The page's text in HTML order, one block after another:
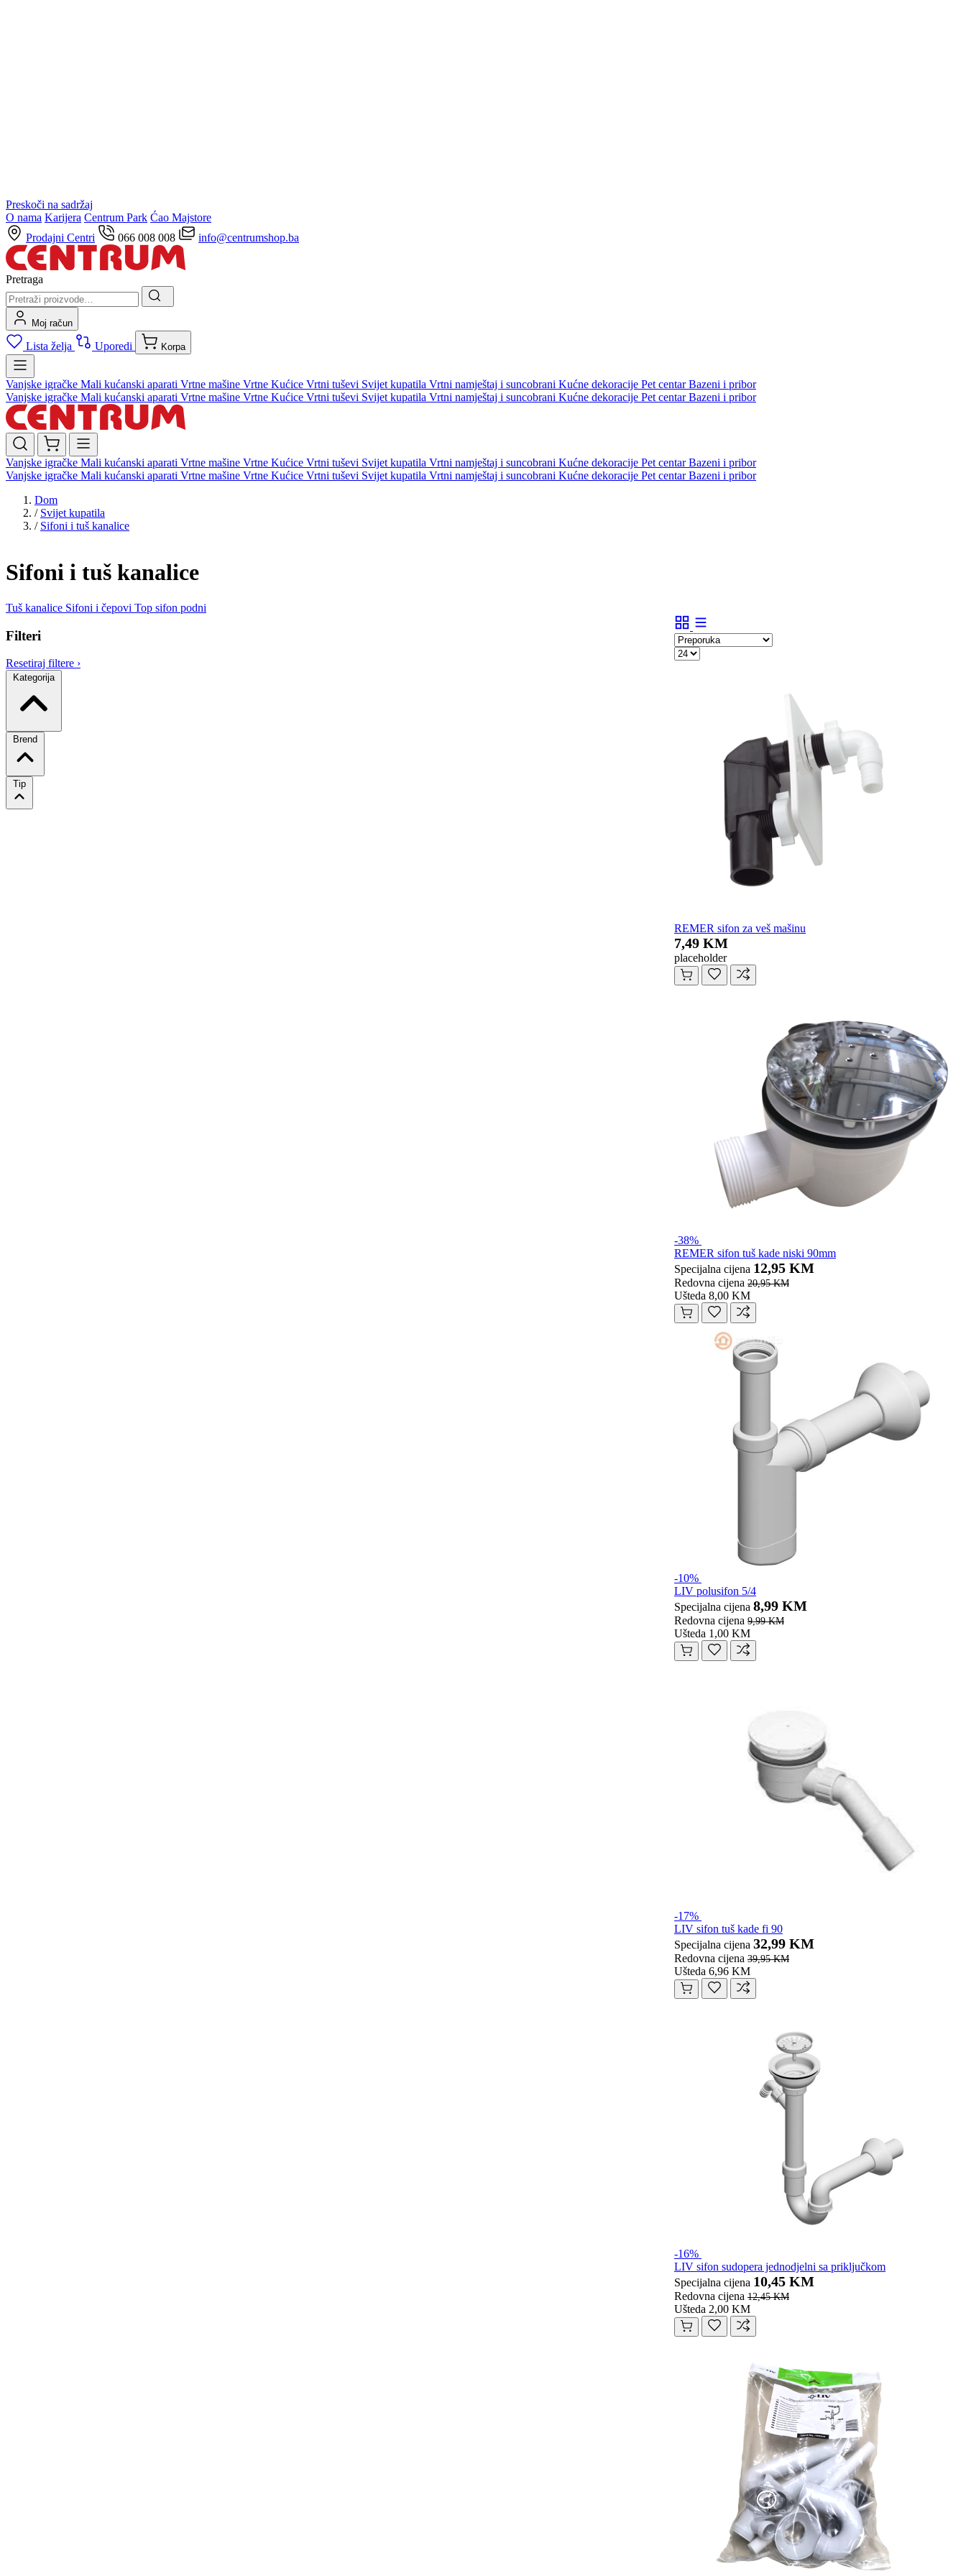
Preskoči na sadržaj
O nama Karijera Centrum Park Ćao Majstore
Prodajni Centri
066 008 008 info@centrumshop.ba
Pretraga
Moj račun
Lista želja Uporedi Korpa
Vanjske igračke Mali kućanski aparati Vrtne mašine Vrtne Kućice Vrtni tuševi Svijet kupatila Vrtni namještaj i suncobrani Kućne dekoracije Pet centarBazeni i pribor
Vanjske igračke Mali kućanski aparati Vrtne mašine Vrtne Kućice Vrtni tuševi Svijet kupatila Vrtni namještaj i suncobrani Kućne dekoracije Pet centarBazeni i pribor
Vanjske igračke Mali kućanski aparati Vrtne mašine Vrtne Kućice Vrtni tuševi Svijet kupatila Vrtni namještaj i suncobrani Kućne dekoracije Pet centarBazeni i pribor
Vanjske igračke Mali kućanski aparati Vrtne mašine Vrtne Kućice Vrtni tuševi Svijet kupatila Vrtni namještaj i suncobrani Kućne dekoracije Pet centarBazeni i pribor
Dom
/ Svijet kupatila
/ Sifoni i tuš kanalice
Sifoni i tuš kanalice
Tuš kanalice Sifoni i čepovi Top sifon podni
Filteri
Resetiraj filtere ›
Kategorija
Brend
Tip
REMER sifon za veš mašinu
7,49 KM
placeholder
-38%
REMER sifon tuš kade niski 90mm
Specijalna cijena 12,95 KM
Redovna cijena 20,95 KM
Ušteda 8,00 KM
-10%
LIV polusifon 5/4
Specijalna cijena 8,99 KM
Redovna cijena 9,99 KM
Ušteda 1,00 KM
-17%
LIV sifon tuš kade fi 90
Specijalna cijena 32,99 KM
Redovna cijena 39,95 KM
Ušteda 6,96 KM
-16%
LIV sifon sudopera jednodjelni sa priključkom
Specijalna cijena 10,45 KM
Redovna cijena 12,45 KM
Ušteda 2,00 KM